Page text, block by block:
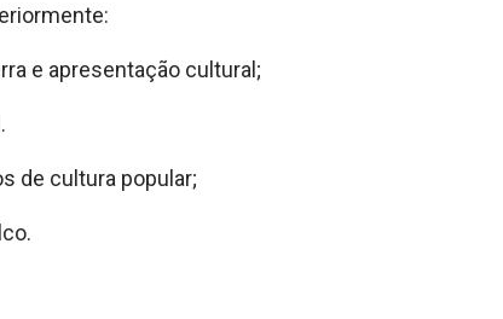
e apresentação cultural;
de cultura popular;